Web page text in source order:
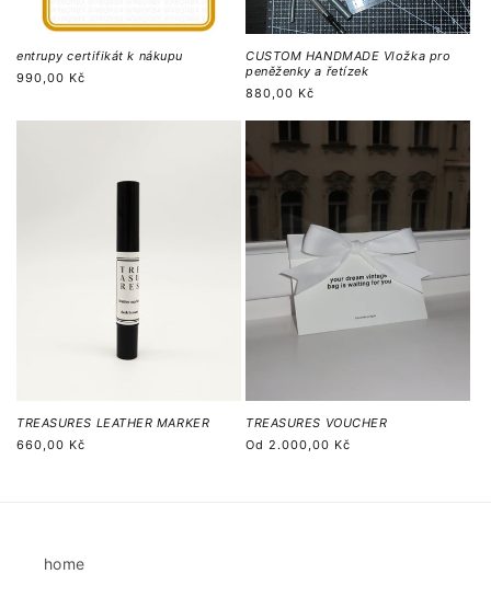
entrupy certifikát k nákupu
Běžná
990,00 Kč
CUSTOM HANDMADE Vložka pro
peněženky a řetízek
Běžná
880,00 Kč
TREASURES LEATHER MARKER
Běžná
660,00 Kč
TREASURES VOUCHER
Běžná
Od 2.000,00 Kč
home